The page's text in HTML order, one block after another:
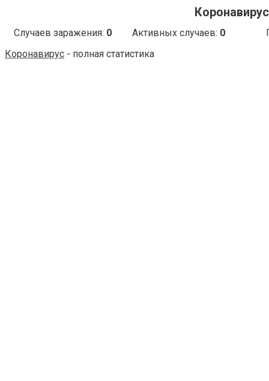
Случаев заражения: 0 Активных случаев: 0
Коронавирус - полная статистика